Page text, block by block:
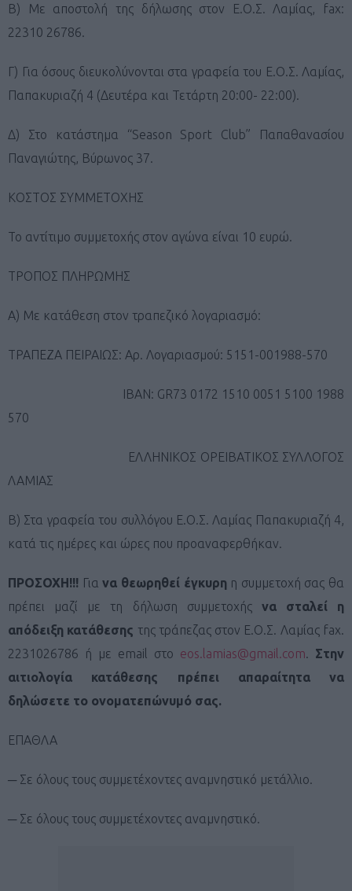
Β) Με αποστολή της δήλωσης στον Ε.Ο.Σ. Λαμίας, fax:
22310 26786.
Γ) Για όσους διευκολύνονται στα γραφεία του Ε.Ο.Σ. Λαμίας,
Παπακυριαζή 4 (Δευτέρα και Τετάρτη 20:00- 22:00).
Δ) Στο κατάστημα “Season Sport Club” Παπαθανασίου
Παναγιώτης, Βύρωνος 37.
ΚΟΣΤΟΣ ΣΥΜΜΕΤΟΧΗΣ
Το αντίτιμο συμμετοχής στον αγώνα είναι 10 ευρώ.
ΤΡΟΠΟΣ ΠΛΗΡΩΜΗΣ
Α) Με κατάθεση στον τραπεζικό λογαριασμό:
ΤΡΑΠΕΖΑ ΠΕΙΡΑΙΩΣ: Αρ. Λογαριασμού: 5151-001988-570
ΙΒΑΝ: GR73 0172 1510 0051 5100 1988
570
ΕΛΛΗΝΙΚΟΣ ΟΡΕΙΒΑΤΙΚΟΣ ΣΥΛΛΟΓΟΣ
ΛΑΜΙΑΣ
Β) Στα γραφεία του συλλόγου Ε.Ο.Σ. Λαμίας Παπακυριαζή 4,
κατά τις ημέρες και ώρες που προαναφερθήκαν.
ΠΡΟΣΟΧΗ!!! Γιανα θεωρηθεί έγκυρη η συμμετοχή σας θα
πρέπει μαζί με τη δήλωση συμμετοχής να σταλεί η
απόδειξη κατάθεσης της τράπεζας στον Ε.Ο.Σ. Λαμίας fax.
2231026786 ή με email στο eos.lamias@gmail.com. Στην
αιτιολογία κατάθεσης πρέπει απαραίτητα να
δηλώσετε το ονοματεπώνυμό σας.
ΕΠΑΘΛΑ
─ Σε όλους τους συμμετέχοντες αναμνηστικό μετάλλιο.
─ Σε όλους τους συμμετέχοντες αναμνηστικό.